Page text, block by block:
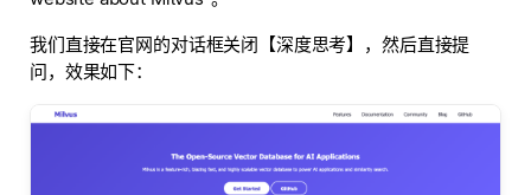
我们直接在官网的对话框关闭【深度思考】，然后直接提
问，效果如下：